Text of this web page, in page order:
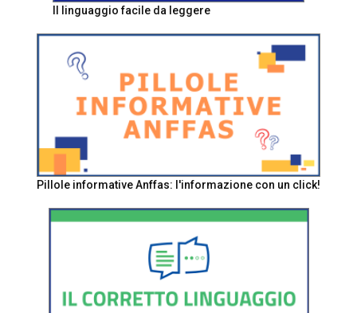
Il linguaggio facile da leggere
Pillole informative Anffas: l'informazione con un click!